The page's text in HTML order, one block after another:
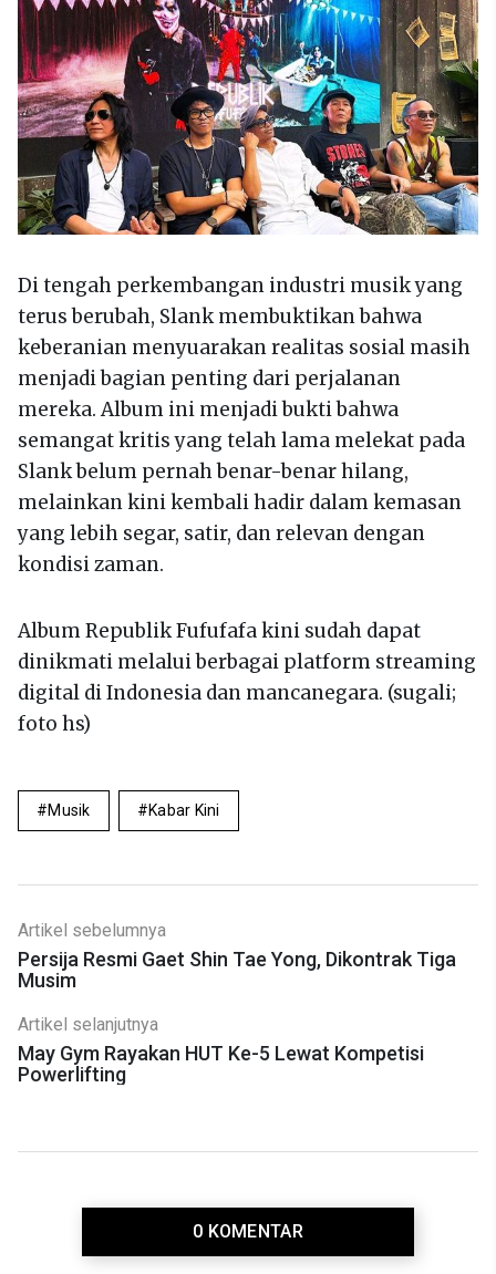
Di tengah perkembangan industri musik yang
terus berubah, Slank membuktikan bahwa
keberanian menyuarakan realitas sosial masih
menjadi bagian penting dari perjalanan
mereka. Album ini menjadi bukti bahwa
semangat kritis yang telah lama melekat pada
Slank belum pernah benar-benar hilang,
melainkan kini kembali hadir dalam kemasan
yang lebih segar, satir, dan relevan dengan
kondisi zaman.
Album Republik Fufufafa kini sudah dapat
dinikmati melalui berbagai platform streaming
digital di Indonesia dan mancanegara. (sugali;
foto hs)
Musik Kabar Kini
Artikel sebelumnya
Persija Resmi Gaet Shin Tae Yong, Dikontrak Tiga
Musim
Artikel selanjutnya
May Gym Rayakan HUT Ke-5 Lewat Kompetisi
Powerlifting
0 KOMENTAR